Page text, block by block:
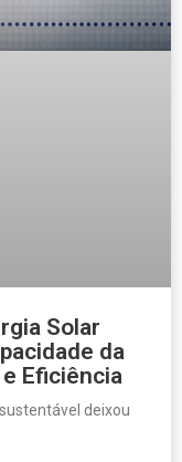
Solar
da
Eficiência
deixou